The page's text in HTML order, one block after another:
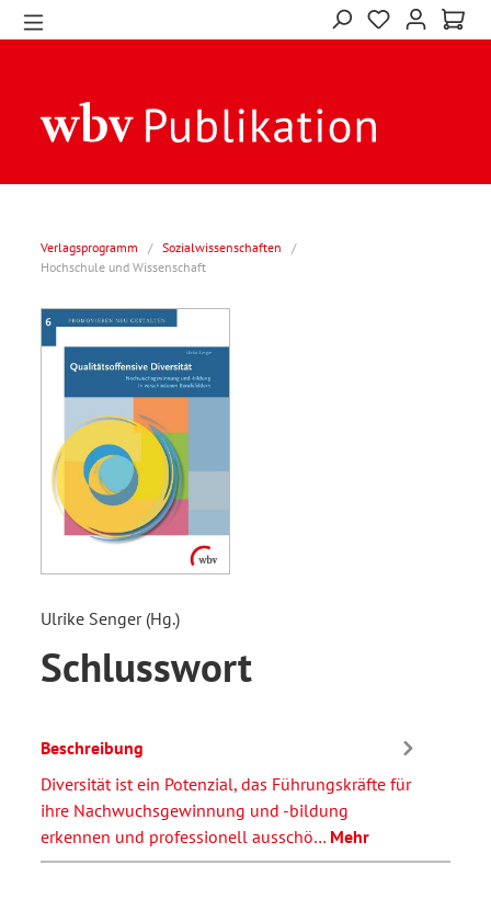
Verlagsprogramm / Sozialwissenschaften
/
Hochschule und Wissenschaft
Ulrike Senger (Hg.)
Schlusswort
Beschreibung
Diversität ist ein Potenzial, das Führungskräfte für
ihre Nachwuchsgewinnung und -bildung
erkennen und professionell ausschö… Mehr